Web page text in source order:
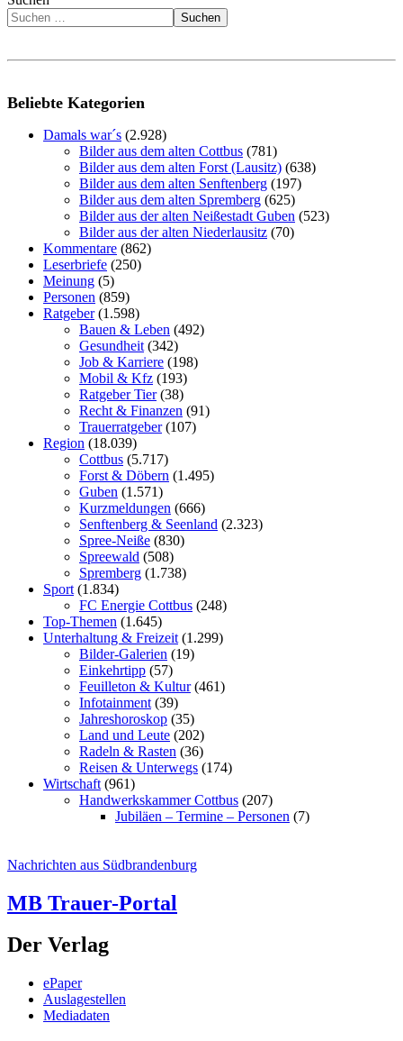
Suchen
Beliebte Kategorien
Damals war´s (2.928)
Bilder aus dem alten Cottbus (781)
Bilder aus dem alten Forst (Lausitz) (638)
Bilder aus dem alten Senftenberg (197)
Bilder aus dem alten Spremberg (625)
Bilder aus der alten Neißestadt Guben (523)
Bilder aus der alten Niederlausitz (70)
Kommentare (862)
Leserbriefe (250)
Meinung (5)
Personen (859)
Ratgeber(1.598)
Bauen & Leben (492)
Gesundheit (342)
Job & Karriere (198)
Mobil & Kfz (193)
Ratgeber Tier(38)
Recht & Finanzen (91)
Trauerratgeber(107)
Region (18.039)
Cottbus (5.717)
Forst & Döbern (1.495)
Guben (1.571)
Kurzmeldungen (666)
Senftenberg & Seenland (2.323)
Spree-Neiße (830)
Spreewald (508)
Spremberg (1.738)
Sport (1.834)
FC Energie Cottbus (248)
Top-Themen (1.645)
Unterhaltung & Freizeit (1.299)
Bilder-Galerien (19)
Einkehrtipp (57)
Feuilleton & Kultur(461)
Infotainment (39)
Jahreshoroskop (35)
Land und Leute (202)
Radeln & Rasten (36)
Reisen & Unterwegs (174)
Wirtschaft (961)
Handwerkskammer Cottbus (207)
Jubiläen – Termine – Personen (7)
Nachrichten aus Südbrandenburg
MB Trauer-Portal
Der Verlag
ePaper
Auslagestellen
Mediadaten